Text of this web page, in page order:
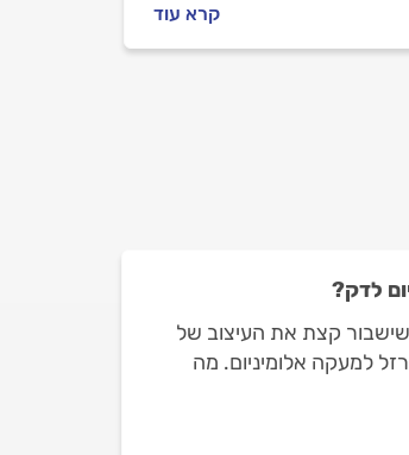
במרפסת החדשה שלכם. איך
פרגולה מעץ, מה חשוב
קרא עוד
לדק?
קצת את העיצוב של
למעקה אלומיניום. מה